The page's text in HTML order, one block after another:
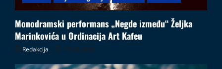
Monodramski performans „Negde između“ Željka
Marinkovića u Ordinacija Art Kafeu
Redakcija 10.08.2026